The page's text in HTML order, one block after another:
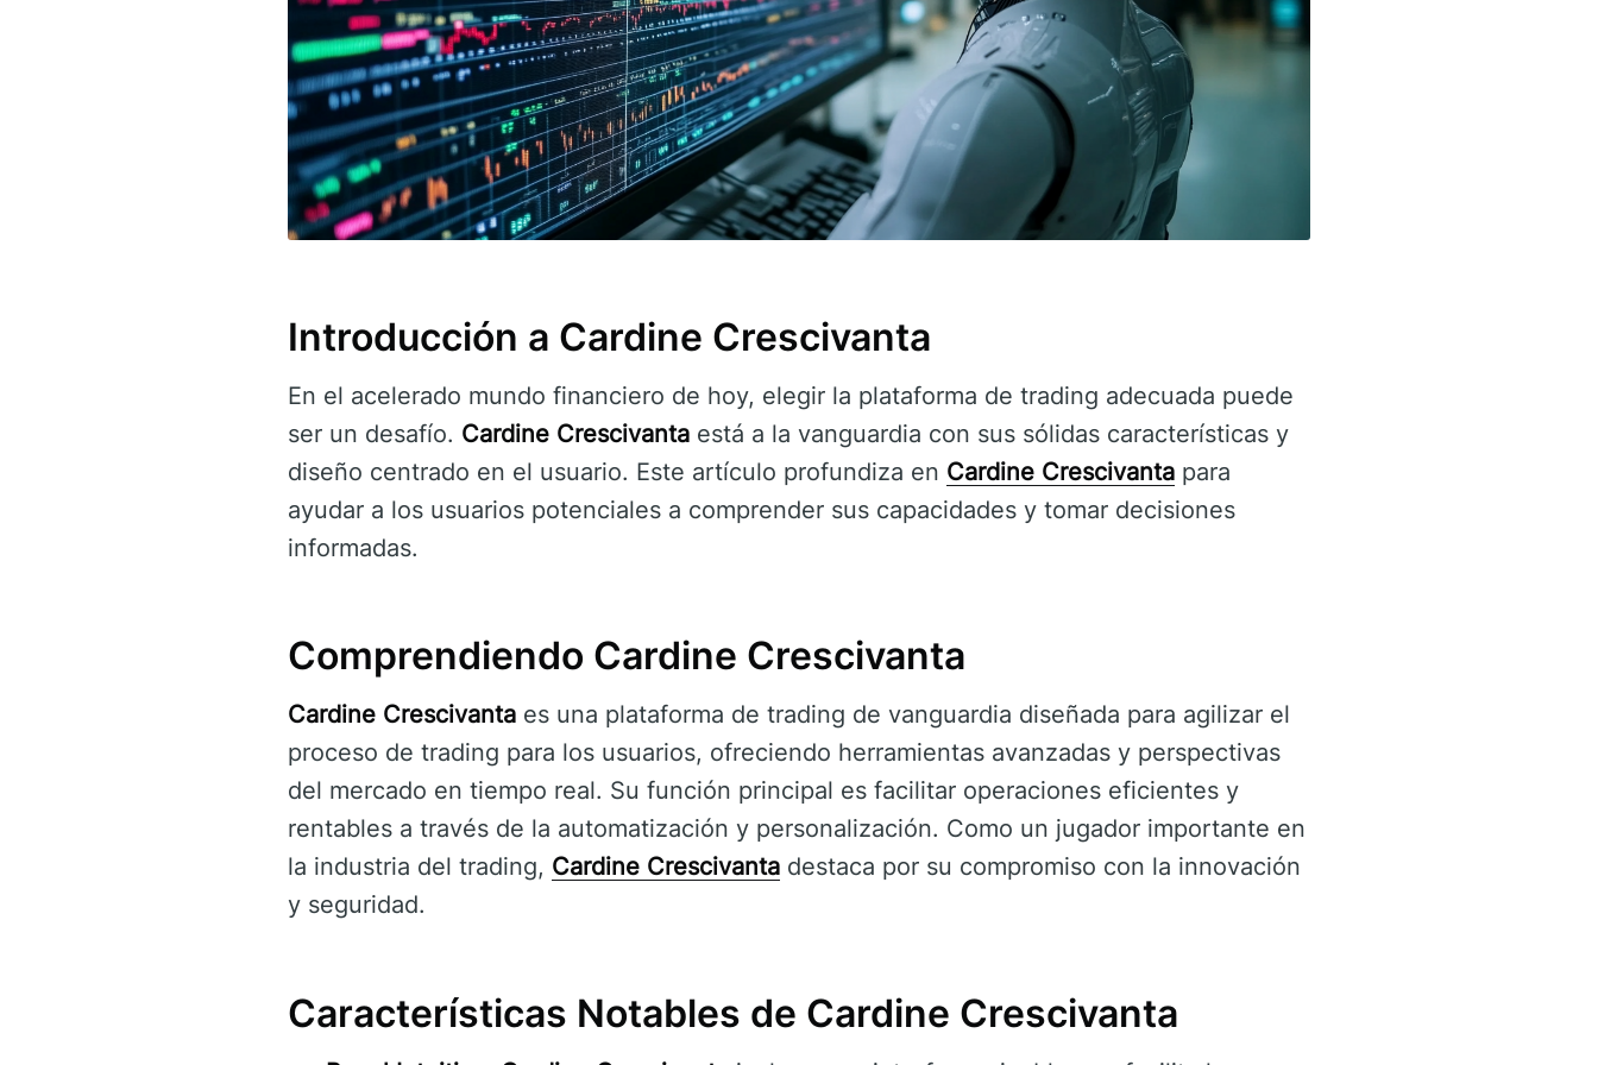
Introducción a Cardine Crescivanta
En el acelerado mundo financiero de hoy, elegir la plataforma de trading adecuada puede
ser un desafío. Cardine Crescivanta está a la vanguardia con sus sólidas características y
diseño centrado en el usuario. Este artículo profundiza en Cardine Crescivanta para
ayudar a los usuarios potenciales a comprender sus capacidades y tomar decisiones
informadas.
Comprendiendo Cardine Crescivanta
Cardine Crescivanta es una plataforma de trading de vanguardia diseñada para agilizar el
proceso de trading para los usuarios, ofreciendo herramientas avanzadas y perspectivas
del mercado en tiempo real. Su función principal es facilitar operaciones eficientes y
rentables a través de la automatización y personalización. Como un jugador importante en
la industria del trading, Cardine Crescivanta destaca por su compromiso con la innovación
y seguridad.
Características Notables de Cardine Crescivanta